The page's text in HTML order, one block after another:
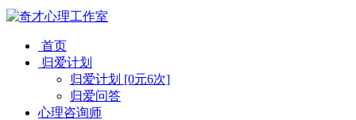
首页
归爱计划
归爱计划 [0元6次]
归爱问答
心理咨询师